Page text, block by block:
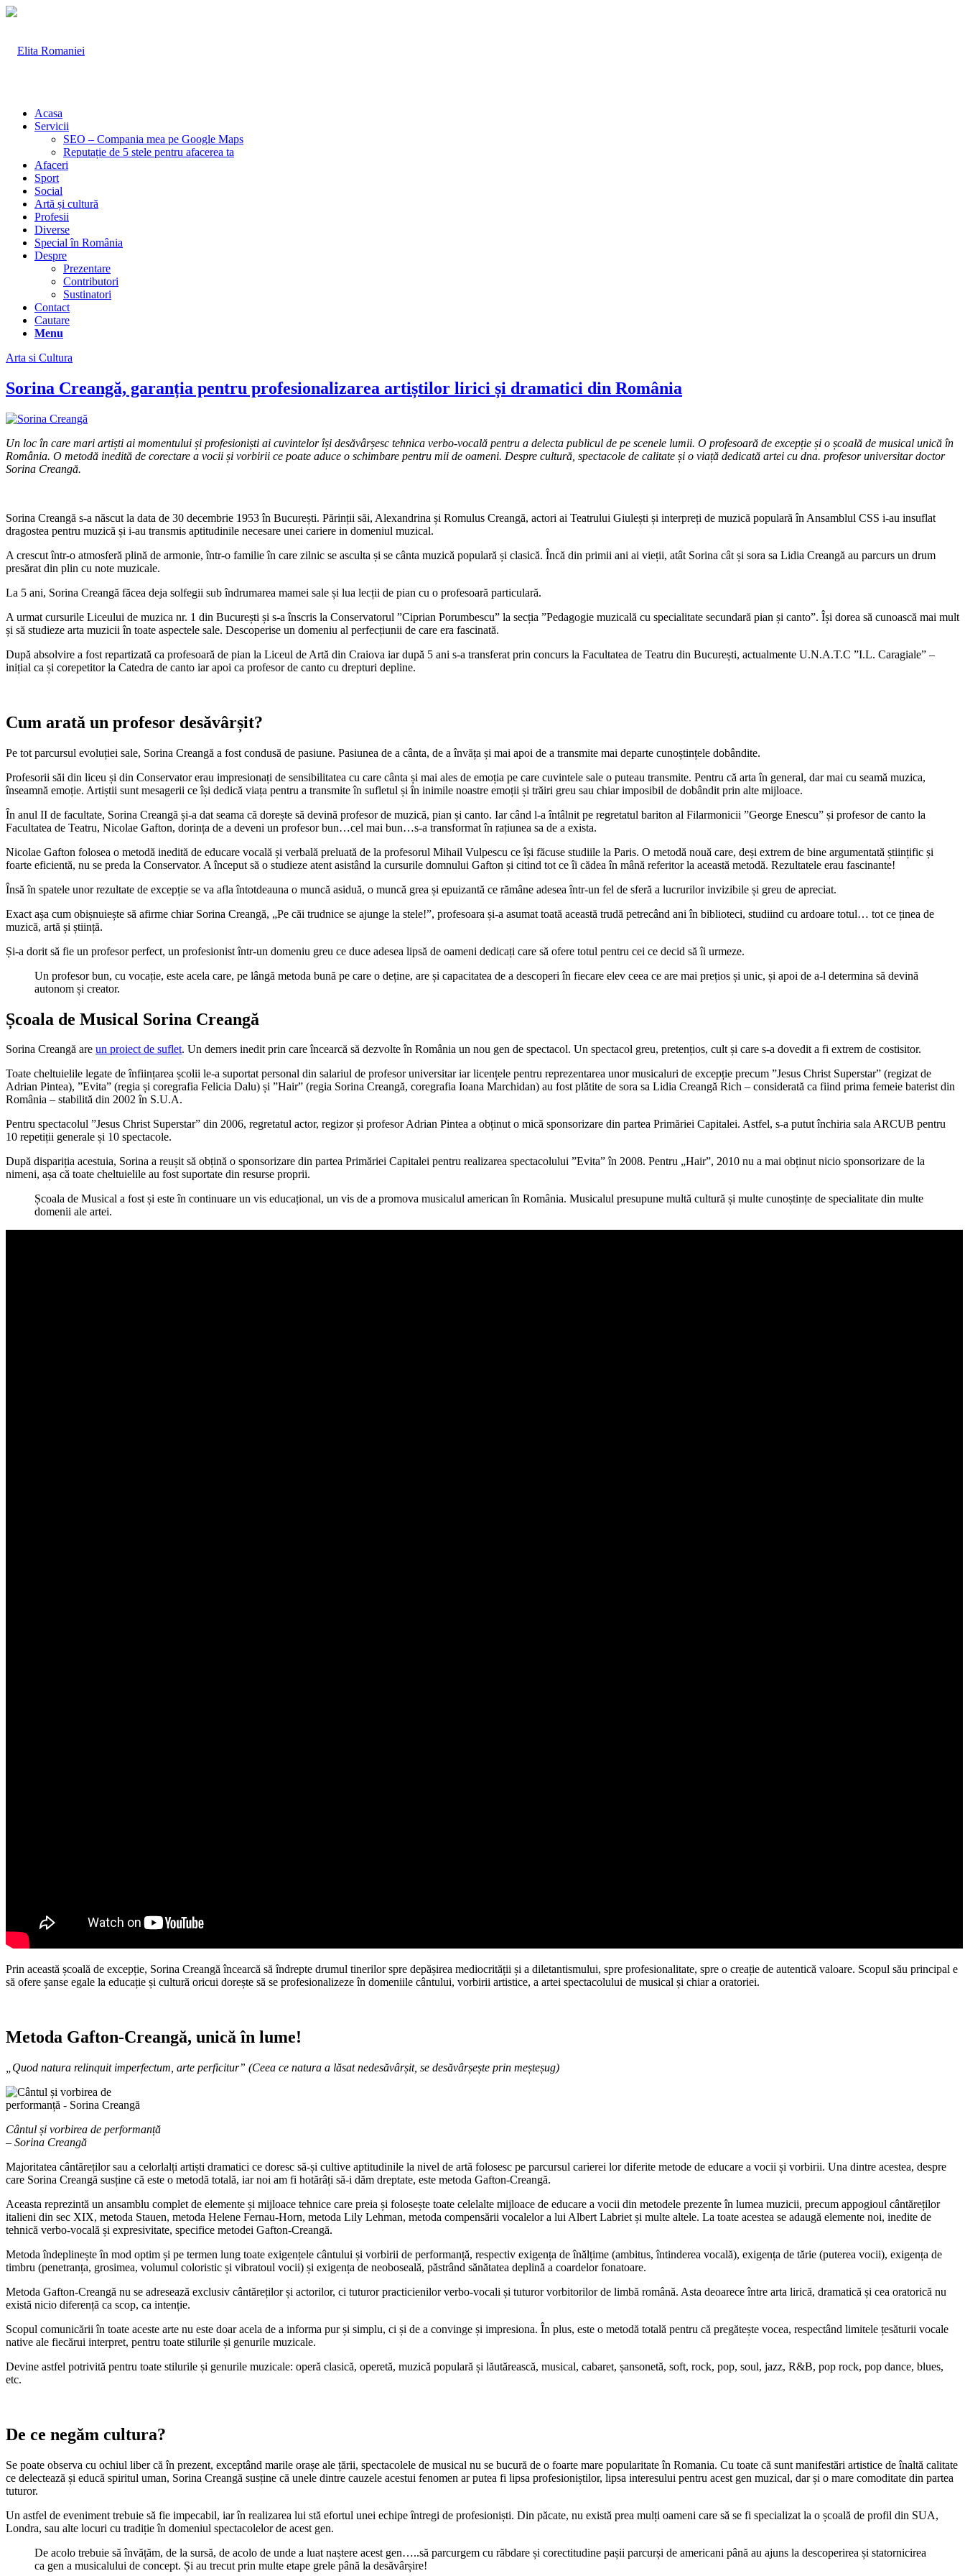
Acasa
Servicii
SEO – Compania mea pe Google Maps
Reputație de 5 stele pentru afacerea ta
Afaceri
Sport
Social
Artă și cultură
Profesii
Diverse
Special în România
Despre
Prezentare
Contributori
Sustinatori
Contact
Cautare
Menu
Arta si Cultura
Sorina Creangă, garanția pentru profesionalizarea artiștilor lirici și dramatici din România
Un loc în care mari artiști ai momentului și profesioniști ai cuvintelor își desăvârșesc tehnica verbo-vocală pentru a delecta publicul de pe scenele lumii. O profesoară de excepție și o școală de musical unică în
România. O metodă inedită de corectare a vocii și vorbirii ce poate aduce o schimbare pentru mii de oameni. Despre cultură, spectacole de calitate și o viață dedicată artei cu dna. profesor universitar doctor
Sorina Creangă.
Sorina Creangă s-a născut la data de 30 decembrie 1953 în București. Părinții săi, Alexandrina și Romulus Creangă, actori ai Teatrului Giulești și interpreți de muzică populară în Ansamblul CSS i-au insuflat
dragostea pentru muzică și i-au transmis aptitudinile necesare unei cariere in domeniul muzical.
A crescut într-o atmosferă plină de armonie, într-o familie în care zilnic se asculta și se cânta muzică populară și clasică. Încă din primii ani ai vieții, atât Sorina cât și sora sa Lidia Creangă au parcurs un drum
presărat din plin cu note muzicale.
La 5 ani, Sorina Creangă făcea deja solfegii sub îndrumarea mamei sale și lua lecții de pian cu o profesoară particulară.
A urmat cursurile Liceului de muzica nr. 1 din București și s-a înscris la Conservatorul ”Ciprian Porumbescu” la secția ”Pedagogie muzicală cu specialitate secundară pian și canto”. Își dorea să cunoască mai mult
și să studieze arta muzicii în toate aspectele sale. Descoperise un domeniu al perfecțiunii de care era fascinată.
După absolvire a fost repartizată ca profesoară de pian la Liceul de Artă din Craiova iar după 5 ani s-a transferat prin concurs la Facultatea de Teatru din București, actualmente U.N.A.T.C ”I.L. Caragiale” –
inițial ca și corepetitor la Catedra de canto iar apoi ca profesor de canto cu drepturi depline.
Cum arată un profesor desăvârșit?
Pe tot parcursul evoluției sale, Sorina Creangă a fost condusă de pasiune. Pasiunea de a cânta, de a învăța și mai apoi de a transmite mai departe cunoștințele dobândite.
Profesorii săi din liceu și din Conservator erau impresionați de sensibilitatea cu care cânta și mai ales de emoția pe care cuvintele sale o puteau transmite. Pentru că arta în general, dar mai cu seamă muzica,
înseamnă emoție. Artiștii sunt mesagerii ce își dedică viața pentru a transmite în sufletul și în inimile noastre emoții și trăiri greu sau chiar imposibil de dobândit prin alte mijloace.
În anul II de facultate, Sorina Creangă și-a dat seama că dorește să devină profesor de muzică, pian și canto. Iar când l-a întâlnit pe regretatul bariton al Filarmonicii ”George Enescu” și profesor de canto la
Facultatea de Teatru, Nicolae Gafton, dorința de a deveni un profesor bun…cel mai bun…s-a transformat în rațiunea sa de a exista.
Nicolae Gafton folosea o metodă inedită de educare vocală și verbală preluată de la profesorul Mihail Vulpescu ce își făcuse studiile la Paris. O metodă nouă care, deși extrem de bine argumentată științific și
foarte eficientă, nu se preda la Conservator. A început să o studieze atent asistând la cursurile domnului Gafton și citind tot ce îi cădea în mână referitor la această metodă. Rezultatele erau fascinante!
Însă în spatele unor rezultate de excepție se va afla întotdeauna o muncă asiduă, o muncă grea și epuizantă ce rămâne adesea într-un fel de sferă a lucrurilor invizibile și greu de apreciat.
Exact așa cum obișnuiește să afirme chiar Sorina Creangă, „Pe căi trudnice se ajunge la stele!”, profesoara și-a asumat toată această trudă petrecând ani în biblioteci, studiind cu ardoare totul… tot ce ținea de
muzică, artă și știință.
Și-a dorit să fie un profesor perfect, un profesionist într-un domeniu greu ce duce adesea lipsă de oameni dedicați care să ofere totul pentru cei ce decid să îi urmeze.
Un profesor bun, cu vocație, este acela care, pe lângă metoda bună pe care o deține, are și capacitatea de a descoperi în fiecare elev ceea ce are mai prețios și unic, și apoi de a-l determina să devină
autonom și creator.
Școala de Musical Sorina Creangă
Sorina Creangă are un proiect de suflet. Un demers inedit prin care încearcă să dezvolte în România un nou gen de spectacol. Un spectacol greu, pretențios, cult și care s-a dovedit a fi extrem de costisitor.
Toate cheltuielile legate de înființarea școlii le-a suportat personal din salariul de profesor universitar iar licențele pentru reprezentarea unor musicaluri de excepție precum ”Jesus Christ Superstar” (regizat de
Adrian Pintea), ”Evita” (regia și coregrafia Felicia Dalu) și ”Hair” (regia Sorina Creangă, coregrafia Ioana Marchidan) au fost plătite de sora sa Lidia Creangă Rich – considerată ca fiind prima femeie baterist din
România – stabilită din 2002 în S.U.A.
Pentru spectacolul ”Jesus Christ Superstar” din 2006, regretatul actor, regizor și profesor Adrian Pintea a obținut o mică sponsorizare din partea Primăriei Capitalei. Astfel, s-a putut închiria sala ARCUB pentru
10 repetiții generale și 10 spectacole.
După dispariția acestuia, Sorina a reușit să obțină o sponsorizare din partea Primăriei Capitalei pentru realizarea spectacolului ”Evita” în 2008. Pentru „Hair”, 2010 nu a mai obținut nicio sponsorizare de la
nimeni, așa că toate cheltuielile au fost suportate din resurse proprii.
Școala de Musical a fost și este în continuare un vis educațional, un vis de a promova musicalul american în România. Musicalul presupune multă cultură și multe cunoștințe de specialitate din multe
domenii ale artei.
Prin această școală de excepție, Sorina Creangă încearcă să îndrepte drumul tinerilor spre depășirea mediocrității și a diletantismului, spre profesionalitate, spre o creație de autentică valoare. Scopul său principal e
să ofere șanse egale la educație și cultură oricui dorește să se profesionalizeze în domeniile cântului, vorbirii artistice, a artei spectacolului de musical și chiar a oratoriei.
Metoda Gafton-Creangă, unică în lume!
„Quod natura relinquit imperfectum, arte perficitur” (Ceea ce natura a lăsat nedesăvârșit, se desăvârșește prin meșteșug)
Cântul și vorbirea de performanță
– Sorina Creangă
Majoritatea cântăreților sau a celorlalți artiști dramatici ce doresc să-și cultive aptitudinile la nivel de artă folosesc pe parcursul carierei lor diferite metode de educare a vocii și vorbirii. Una dintre acestea, despre
care Sorina Creangă susține că este o metodă totală, iar noi am fi hotărâți să-i dăm dreptate, este metoda Gafton-Creangă.
Aceasta reprezintă un ansamblu complet de elemente și mijloace tehnice care preia și folosește toate celelalte mijloace de educare a vocii din metodele prezente în lumea muzicii, precum appogioul cântăreților
italieni din sec XIX, metoda Stauen, metoda Helene Fernau-Horn, metoda Lily Lehman, metoda compensării vocalelor a lui Albert Labriet și multe altele. La toate acestea se adaugă elemente noi, inedite de
tehnică verbo-vocală și expresivitate, specifice metodei Gafton-Creangă.
Metoda îndeplinește în mod optim și pe termen lung toate exigențele cântului și vorbirii de performanță, respectiv exigența de înălțime (ambitus, întinderea vocală), exigența de tărie (puterea vocii), exigența de
timbru (penetranța, grosimea, volumul coloristic și vibratoul vocii) și exigența de neoboseală, păstrând sănătatea deplină a coardelor fonatoare.
Metoda Gafton-Creangă nu se adresează exclusiv cântăreților și actorilor, ci tuturor practicienilor verbo-vocali și tuturor vorbitorilor de limbă română. Asta deoarece între arta lirică, dramatică și cea oratorică nu
există nicio diferență ca scop, ca intenție.
Scopul comunicării în toate aceste arte nu este doar acela de a informa pur și simplu, ci și de a convinge și impresiona. În plus, este o metodă totală pentru că pregătește vocea, respectând limitele țesăturii vocale
native ale fiecărui interpret, pentru toate stilurile și genurile muzicale.
Devine astfel potrivită pentru toate stilurile și genurile muzicale: operă clasică, operetă, muzică populară și lăutărească, musical, cabaret, șansonetă, soft, rock, pop, soul, jazz, R&B, pop rock, pop dance, blues,
etc.
De ce negăm cultura?
Se poate observa cu ochiul liber că în prezent, exceptând marile orașe ale țării, spectacolele de musical nu se bucură de o foarte mare popularitate în Romania. Cu toate că sunt manifestări artistice de înaltă calitate
ce delectează și educă spiritul uman, Sorina Creangă susține că unele dintre cauzele acestui fenomen ar putea fi lipsa profesioniștilor, lipsa interesului pentru acest gen muzical, dar și o mare comoditate din partea
tuturor.
Un astfel de eveniment trebuie să fie impecabil, iar în realizarea lui stă efortul unei echipe întregi de profesioniști. Din păcate, nu există prea mulți oameni care să se fi specializat la o școală de profil din SUA,
Londra, sau alte locuri cu tradiție în domeniul spectacolelor de acest gen.
De acolo trebuie să învățăm, de la sursă, de acolo de unde a luat naștere acest gen…..să parcurgem cu răbdare și corectitudine pașii parcurși de americani până au ajuns la descoperirea și statornicirea
ca gen a musicalului de concept. Și au trecut prin multe etape grele până la desăvârșire!